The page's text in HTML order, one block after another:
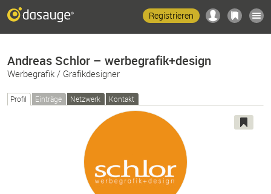
Registrieren
Andreas Schlor – werbegrafik+design
Werbegrafik / Grafikdesigner
Profil Einträge Netzwerk Kontakt